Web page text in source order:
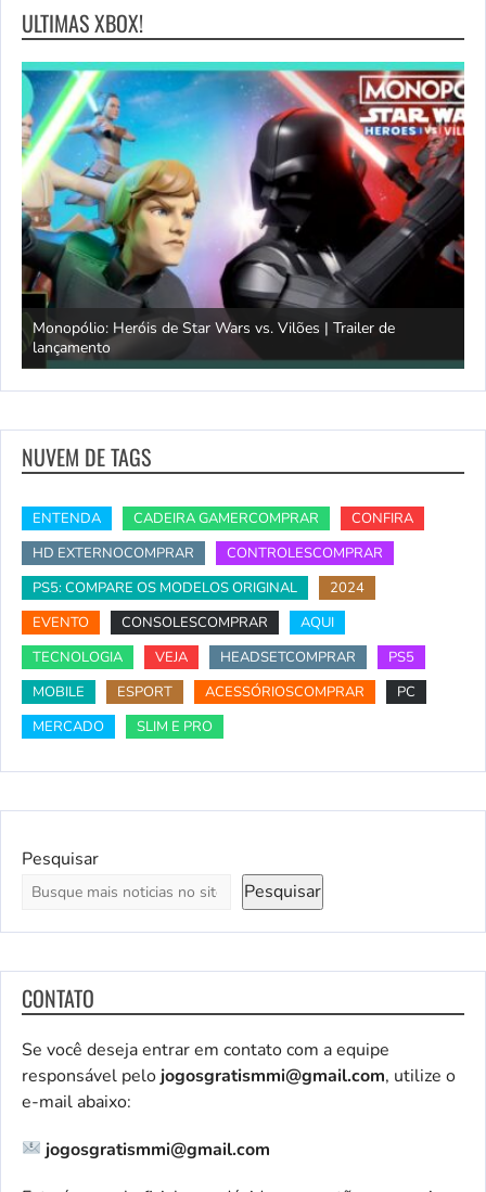
ULTIMAS XBOX!
Monopólio: Heróis de Star Wars vs. Vilões | Trailer de
lançamento
NUVEM DE TAGS
ENTENDA CADEIRA GAMERCOMPRAR
CONFIRA
HD EXTERNOCOMPRAR
CONTROLESCOMPRAR
PS5: COMPARE OS MODELOS ORIGINAL
2024
EVENTO
CONSOLESCOMPRAR
AQUI
TECNOLOGIA
VEJA HEADSETCOMPRAR
PS5
MOBILE
ESPORT ACESSÓRIOSCOMPRAR
PC
MERCADO
SLIM E PRO
Pesquisar
Pesquisar
CONTATO
Se você deseja entrar em contato com a equipe
responsável pelo jogosgratismmi@gmail.com, utilize o
e-mail abaixo:
jogosgratismmi@gmail.com